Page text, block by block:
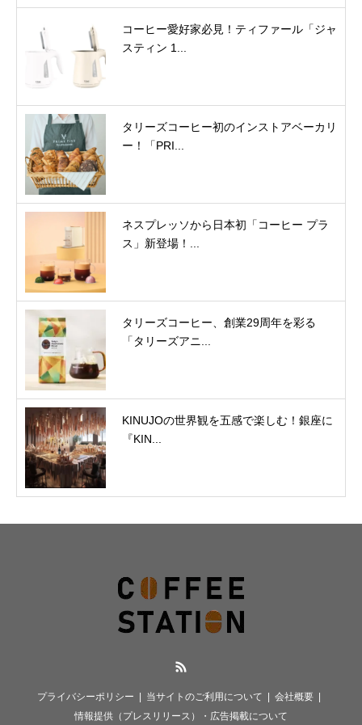
コーヒー愛好家必見！ティファール「ジャ
スティン 1...
タリーズコーヒー初のインストアベーカリ
ー！「PRI...
ネスプレッソから日本初「コーヒー プラ
ス」新登場！...
タリーズコーヒー、創業29周年を彩る
「タリーズアニ...
KINUJOの世界観を五感で楽しむ！銀座に
『KIN...
プライバシーポリシー 当サイトのご利用について
会社概要
情報提供（プレスリリース）・広告掲載について